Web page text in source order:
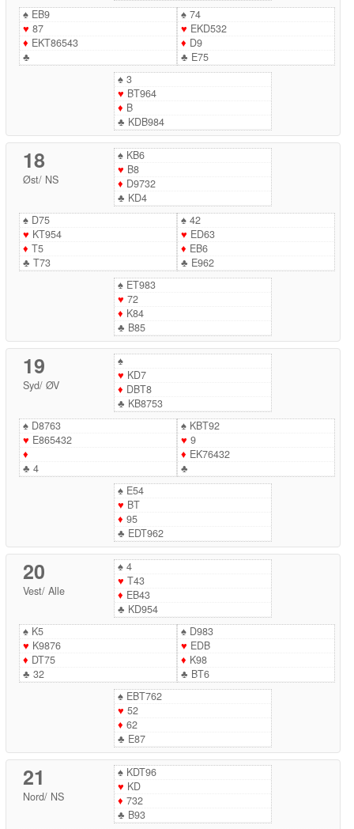
♠EB9
♥ 87
♦ EKT86543
♣
♠74
♥ EKD532
♦ D9
♣ E75
♠3
♥ BT964
♦ B
♣ KDB984
18
Øst/ NS
♠KB6
♥ B8
♦ D9732
♣ KD4
♠D75
♥ KT954
♦ T5
♣ T73
♠42
♥ ED63
♦ EB6
♣ E962
♠ET983
♥ 72
♦ K84
♣ B85
19
Syd/ ØV
♠
♥ KD7
♦ DBT8
♣ KB8753
♠D8763
♥ E865432
♦
♣ 4
♠KBT92
♥ 9
♦ EK76432
♣
♠E54
♥ BT
♦ 95
♣ EDT962
20
Vest/ Alle
♠4
♥ T43
♦ EB43
♣ KD954
♠K5
♥ K9876
♦ DT75
♣ 32
♠D983
♥ EDB
♦ K98
♣ BT6
♠EBT762
♥ 52
♦ 62
♣ E87
21
Nord/ NS
♠KDT96
♥ KD
♦ 732
♣ B93